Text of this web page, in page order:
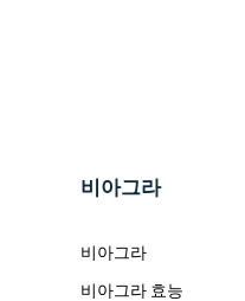
비아그라
비아그라
비아그라 효능